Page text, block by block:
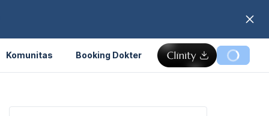
Komunitas Booking Dokter